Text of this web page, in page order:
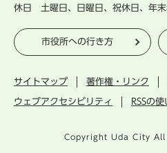
休日 土曜日、日曜日、祝休日、年
市役所への行き方
サイトマップ 著作権・リンク
ウェブアクセシビリティ RSSの
Copyright Uda City All